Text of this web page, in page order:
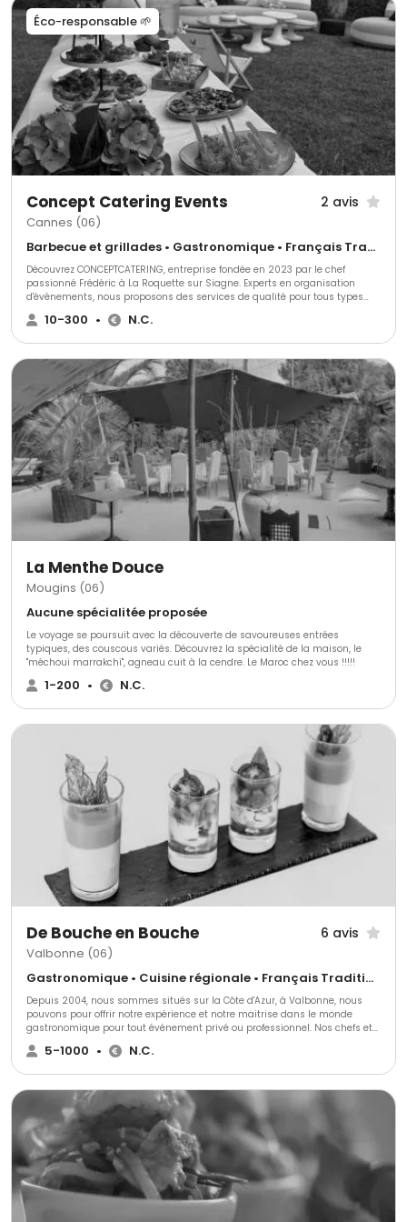
Éco-responsable 🌱
Concept Catering Events 2 avis
Cannes (06)
Barbecue et grillades • Gastronomique • Français Traditionnel
Découvrez CONCEPTCATERING, entreprise fondée en 2023 par le chef
passionné Frédéric à La Roquette sur Siagne. Experts en organisation
d'événements, nous proposons des services de qualité pour tous types
d'occasions. Notre équipe spécialisée crée des expériences culinaires
uniques, chaque plat reflétant notre passion pour la gastronomie.
10-300 • N.C.
La Menthe Douce
Mougins (06)
Aucune spécialitée proposée
Le voyage se poursuit avec la découverte de savoureuses entrées
typiques, des couscous variés. Découvrez la spécialité de la maison, le
"méchoui marrakchi", agneau cuit à la cendre. Le Maroc chez vous !!!!!
1-200 • N.C.
De Bouche en Bouche 6 avis
Valbonne (06)
Gastronomique • Cuisine régionale • Français Traditionnel
Depuis 2004, nous sommes situés sur la Côte d'Azur, à Valbonne, nous
pouvons pour offrir notre expérience et notre maitrise dans le monde
gastronomique pour tout événement privé ou professionnel. Nos chefs et
notre équipe sont à votre disposition pour réaliser vos plats aux couleurs
de la Méditerranée avec nos produits saisonniers locaux et d’exceptions.
5-1000 • N.C.